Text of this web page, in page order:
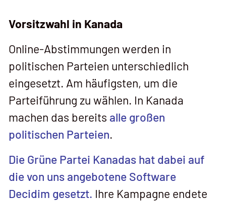
Vorsitzwahl in Kanada
Online-Abstimmungen werden in
politischen Parteien unterschiedlich
eingesetzt. Am häufigsten, um die
Parteiführung zu wählen. In Kanada
machen das bereits alle großen
politischen Parteien.
Die Grüne Partei Kanadas hat dabei auf
die von uns angebotene Software
Decidim gesetzt. Ihre Kampagne endete